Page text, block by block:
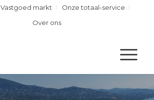
Vastgoed markt
Onze totaal-service
Over ons